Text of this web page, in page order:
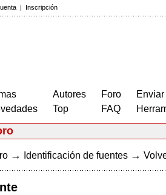
| Inscripción
Autores
Top
Foro
FAQ
→ Identificación de fuentes →